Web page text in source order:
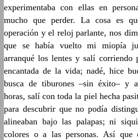
experimentaba con ellas en
mucho que perder. La cosa es
operación y el reloj parlante, nos
que se había vuelto mi miopía
arranqué los lentes y salí corriendo
encantada de la vida; nadé, hice
busca de tiburones –sin éxito– y
horas, salí con toda la piel hecha
para descubrir que no podía
alineaban bajo las palapas; ni
colores o a las personas. Así que